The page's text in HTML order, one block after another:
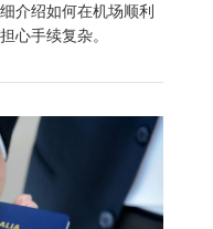
介绍如何在机场顺利
心手续复杂。